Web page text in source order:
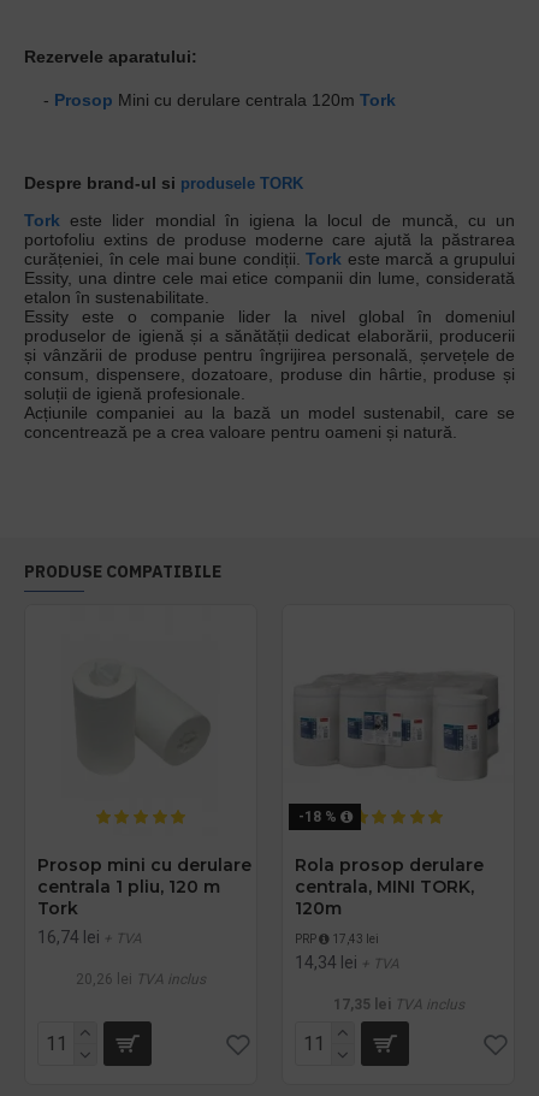
Rezervele aparatului:
- Prosop Mini cu derulare centrala 120m Tork
Despre brand-ul si produsele TORK
Tork este lider mondial în igiena la locul de muncă, cu un
portofoliu extins de produse moderne care ajută la păstrarea
curățeniei, în cele mai bune condiții. Tork este marcă a grupului
Essity, una dintre cele mai etice companii din lume, considerată
etalon în sustenabilitate.
Essity este o companie lider la nivel global în domeniul
produselor de igienă și a sănătății dedicat elaborării, producerii
și vânzării de produse pentru îngrijirea personală, șervețele de
consum, dispensere, dozatoare, produse din hârtie, produse și
soluții de igienă profesionale.
Acțiunile companiei au la bază un model sustenabil, care se
concentrează pe a crea valoare pentru oameni și natură.
PRODUSE COMPATIBILE
Prosop mini cu derulare
centrala 1 pliu, 120 m
Tork
16,74 lei + TVA
20,26 lei TVA inclus
-18 %
Rola prosop derulare
centrala, MINI TORK,
120m
PRP 17,43 lei
14,34 lei + TVA
17,35 lei TVA inclus